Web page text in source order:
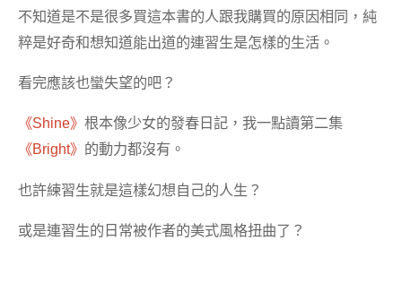
不知道是不是很多買這本書的人跟我購買的原因相同，純
粹是好奇和想知道能出道的連習生是怎樣的生活。
看完應該也蠻失望的吧？
《Shine》根本像少女的發春日記，我一點讀第二集
《Bright》 的動力都沒有。
也許練習生就是這樣幻想自己的人生？
或是連習生的日常被作者的美式風格扭曲了？